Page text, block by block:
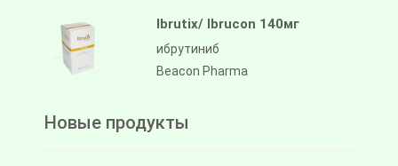
Ibrutix/ Ibrucon 140мг
ибрутиниб
Beacon Pharma
Новые продукты